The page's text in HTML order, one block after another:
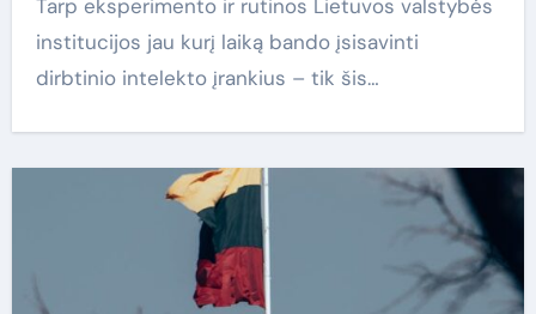
Tarp eksperimento ir rutinos Lietuvos valstybės
institucijos jau kurį laiką bando įsisavinti
dirbtinio intelekto įrankius – tik šis…